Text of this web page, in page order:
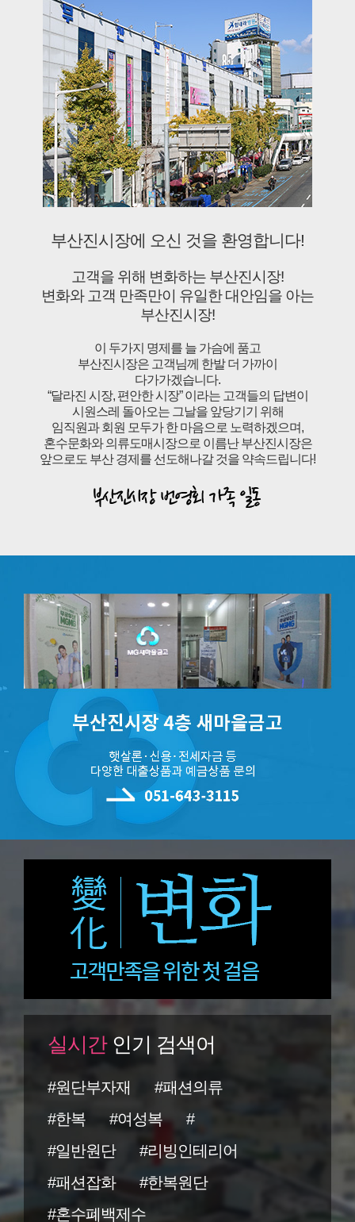
부산진시장에 오신 것을 환영합니다!
고객을 위해 변화하는 부산진시장!
변화와 고객 만족만이 유일한 대안임을 아는
부산진시장!
이 두가지 명제를 늘 가슴에 품고
부산진시장은 고객님께 한발 더 가까이
다가가겠습니다.
“달라진 시장, 편안한 시장” 이라는 고객들의 답변이
시원스레 돌아오는 그날을 앞당기기 위해
임직원과 회원 모두가 한 마음으로 노력하겠으며,
혼수문화와 의류도매시장으로 이름난 부산진시장은
앞으로도 부산 경제를 선도해나갈 것을 약속드립니다!
실시간인기 검색어
#원단부자재
#패션의류
#한복
#여성복
#
#일반원단
#리빙인테리어
#패션잡화
#한복원단
#혼수폐백제수